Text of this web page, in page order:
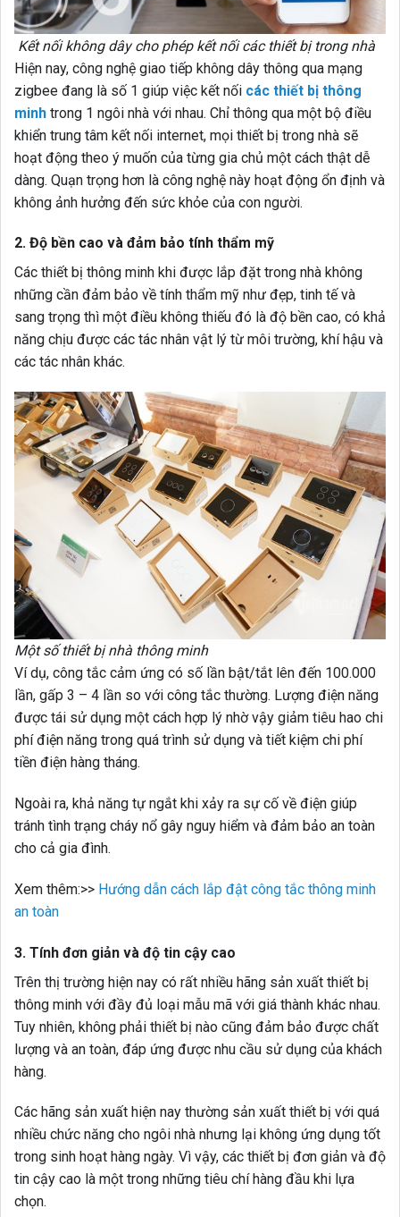
Kết nối không dây cho phép kết nối các thiết bị trong nhà
Hiện nay, công nghệ giao tiếp không dây thông qua mạng
zigbee đang là số 1 giúp việc kết nối các thiết bị thông
minh trong 1 ngôi nhà với nhau. Chỉ thông qua một bộ điều
khiển trung tâm kết nối internet, mọi thiết bị trong nhà sẽ
hoạt động theo ý muốn của từng gia chủ một cách thật dễ
dàng. Quạn trọng hơn là công nghệ này hoạt động ổn định và
không ảnh hưởng đến sức khỏe của con người.
2. Độ bền cao và đảm bảo tính thẩm mỹ
Các thiết bị thông minh khi được lắp đặt trong nhà không
những cần đảm bảo về tính thẩm mỹ như đẹp, tinh tế và
sang trọng thì một điều không thiếu đó là độ bền cao, có khả
năng chịu được các tác nhân vật lý từ môi trường, khí hậu và
các tác nhân khác.
Một số thiết bị nhà thông minh
Ví dụ, công tắc cảm ứng có số lần bật/tắt lên đến 100.000
lần, gấp 3 – 4 lần so với công tắc thường. Lượng điện năng
được tái sử dụng một cách hợp lý nhờ vậy giảm tiêu hao chi
phí điện năng trong quá trình sử dụng và tiết kiệm chi phí
tiền điện hàng tháng.
Ngoài ra, khả năng tự ngắt khi xảy ra sự cố về điện giúp
tránh tình trạng cháy nổ gây nguy hiểm và đảm bảo an toàn
cho cả gia đình.
Xem thêm:>> Hướng dẫn cách lắp đật công tắc thông minh
an toàn
3. Tính đơn giản và độ tin cậy cao
Trên thị trường hiện nay có rất nhiều hãng sản xuất thiết bị
thông minh với đầy đủ loại mẫu mã với giá thành khác nhau.
Tuy nhiên, không phải thiết bị nào cũng đảm bảo được chất
lượng và an toàn, đáp ứng được nhu cầu sử dụng của khách
hàng.
Các hãng sản xuất hiện nay thường sản xuất thiết bị với quá
nhiều chức năng cho ngôi nhà nhưng lại không ứng dụng tốt
trong sinh hoạt hàng ngày. Vì vậy, các thiết bị đơn giản và độ
tin cậy cao là một trong những tiêu chí hàng đầu khi lựa
chọn.